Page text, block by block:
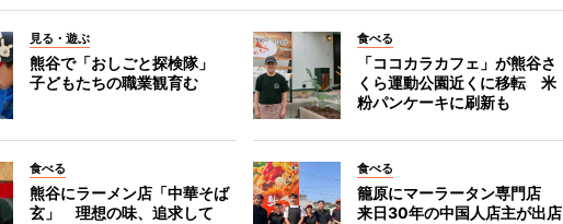
見る・遊ぶ
熊谷で「おしごと探検隊」
子どもたちの職業観育む
食べる
「ココカラカフェ」が熊谷さ
くら運動公園近くに移転 米
粉パンケーキに刷新も
食べる
熊谷にラーメン店「中華そば
玄」 理想の味、追求して
食べる
籠原にマーラータン専門店
来日30年の中国人店主が出店